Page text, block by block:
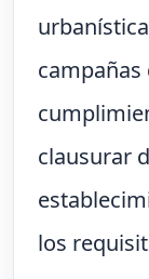
clausurar
los